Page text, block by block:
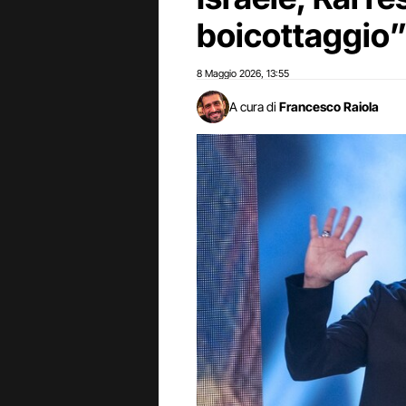
8 Maggio 2026 13:55
A cura di Francesco Raiola